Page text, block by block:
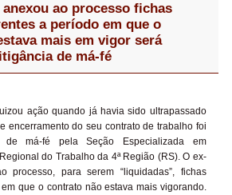
ao processo fichas
a período em que o
mais em vigor será
de má-fé
ação quando já havia sido ultrapassado
encerramento do seu contrato de trabalho foi
de má-fé pela Seção Especializada em
do Trabalho da 4ª Região (RS). O ex-
processo, para serem “liquidadas”, fichas
que o contrato não estava mais vigorando.